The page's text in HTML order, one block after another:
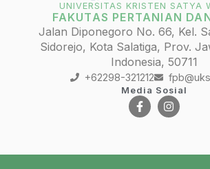
UNIVERSITAS KRISTEN SATYA
FAKUTAS PERTANIAN
Jalan Diponegoro No. 66, Kel.
Sidorejo, Kota Salatiga, Prov.
Indonesia, 50711
+62298-321212
Media Sosial